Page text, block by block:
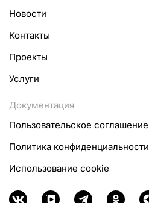
Новости
Контакты
Проекты
Услуги
Документация
Пользовательское соглашение
Политика конфиденциальности
Использование cookie